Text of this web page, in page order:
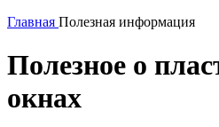
Главная Полезная информация
Полезное о
окнах